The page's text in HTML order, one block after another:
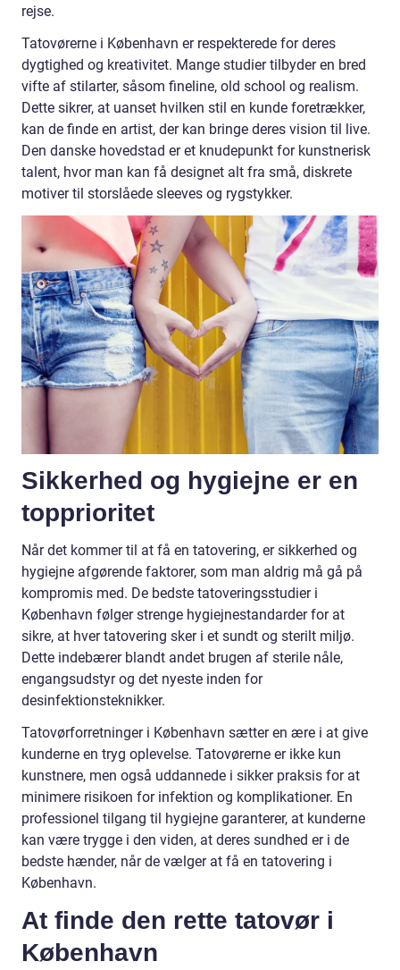
rejse.
Tatovørerne i København er respekterede for deres
dygtighed og kreativitet. Mange studier tilbyder en bred
vifte af stilarter, såsom fineline, old school og realism.
Dette sikrer, at uanset hvilken stil en kunde foretrækker,
kan de finde en artist, der kan bringe deres vision til live.
Den danske hovedstad er et knudepunkt for kunstnerisk
talent, hvor man kan få designet alt fra små, diskrete
motiver til storslåede sleeves og rygstykker.
Sikkerhed og hygiejne er en
topprioritet
Når det kommer til at få en tatovering, er sikkerhed og
hygiejne afgørende faktorer, som man aldrig må gå på
kompromis med. De bedste tatoveringsstudier i
København følger strenge hygiejnestandarder for at
sikre, at hver tatovering sker i et sundt og sterilt miljø.
Dette indebærer blandt andet brugen af sterile nåle,
engangsudstyr og det nyeste inden for
desinfektionsteknikker.
Tatovørforretninger i København sætter en ære i at give
kunderne en tryg oplevelse. Tatovørerne er ikke kun
kunstnere, men også uddannede i sikker praksis for at
minimere risikoen for infektion og komplikationer. En
professionel tilgang til hygiejne garanterer, at kunderne
kan være trygge i den viden, at deres sundhed er i de
bedste hænder, når de vælger at få en tatovering i
København.
At finde den rette tatovør i
København